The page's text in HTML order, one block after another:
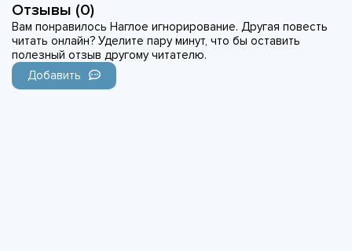
Отзывы (0)
Вам понравилось Наглое игнорирование. Другая повесть
читать онлайн? Уделите пару минут, что бы оставить
полезный отзыв другому читателю.
Добавить